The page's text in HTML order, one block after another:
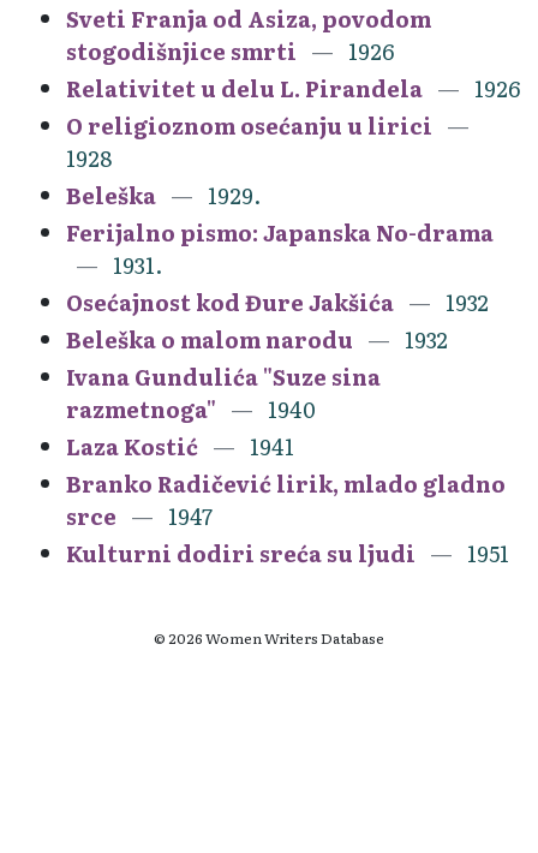
Sveti Franja od Asiza, povodom
stogodišnjice smrti
1926
Relativitet u delu L. Pirandela
1926
O religioznom osećanju u lirici
1928
Beleška
1929.
Ferijalno pismo: Japanska No-drama
1931.
Osećajnost kod Đure Jakšića
1932
Beleška o malom narodu
1932
Ivana Gundulića "Suze sina
razmetnoga"
1940
Laza Kostić
1941
Branko Radičević lirik, mlado gladno
srce
1947
Kulturni dodiri sreća su ljudi
1951
© 2026 Women Writers Database